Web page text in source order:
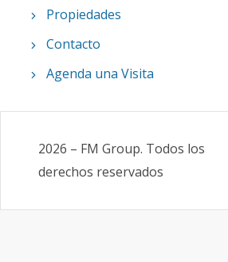
Propiedades
Contacto
Agenda una Visita
2026 – FM Group. Todos los
derechos reservados